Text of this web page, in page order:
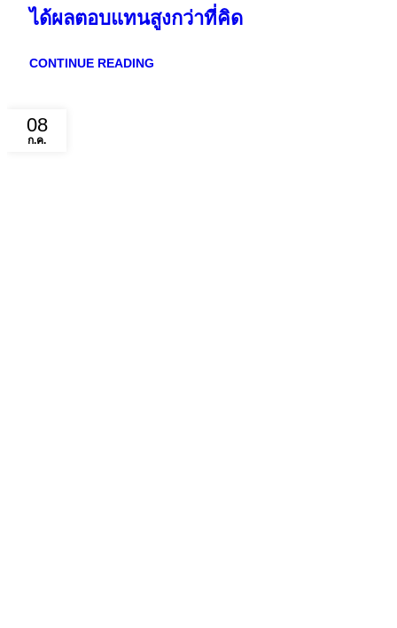
ได้ผลตอบแทนสูงกว่าที่คิด
CONTINUE READING
08
ก.ค.